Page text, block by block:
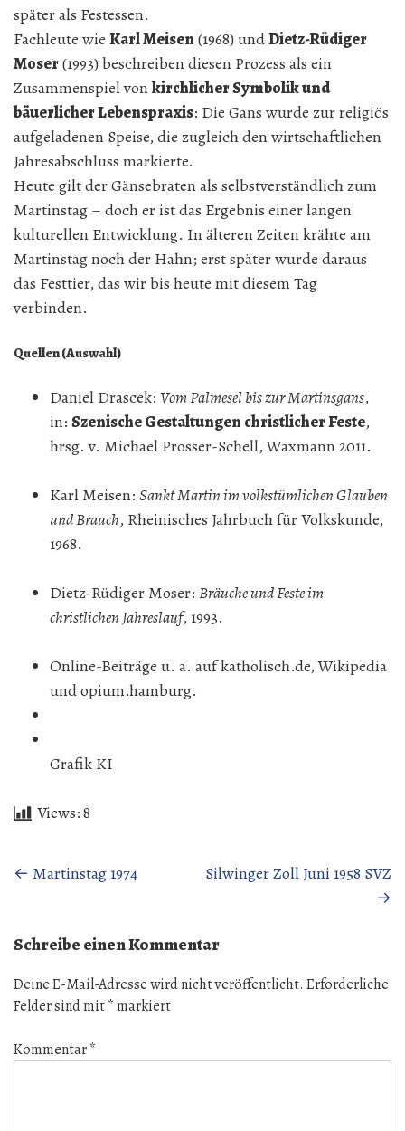
später als Festessen.
Fachleute wie Karl Meisen (1968) undDietz-Rüdiger
Moser(1993) beschreiben diesen Prozess als ein
Zusammenspiel vonkirchlicher Symbolik und
bäuerlicher Lebenspraxis: Die Gans wurde zur religiös
aufgeladenen Speise, die zugleich den wirtschaftlichen
Jahresabschluss markierte.
Heute gilt der Gänsebraten als selbstverständlich zum
Martinstag – doch er ist das Ergebnis einer langen
kulturellen Entwicklung. In älteren Zeiten krähte am
Martinstag noch der Hahn; erst später wurde daraus
das Festtier, das wir bis heute mit diesem Tag
verbinden.
Quellen (Auswahl)
Daniel Drascek: Vom Palmesel bis zur Martinsgans,
in: Szenische Gestaltungen christlicher Feste,
hrsg. v. Michael Prosser-Schell, Waxmann 2011.
Karl Meisen: Sankt Martin im volkstümlichen Glauben
und Brauch, Rheinisches Jahrbuch für Volkskunde,
1968.
Dietz-Rüdiger Moser: Bräuche und Feste im
christlichen Jahreslauf, 1993.
Online-Beiträge u. a. auf katholisch.de, Wikipedia
und opium.hamburg.
Grafik KI
Views:8
Beitragsnavigation
← Martinstag 1974
Silwinger Zoll Juni 1958 SVZ
→
Schreibe einen Kommentar
Deine E-Mail-Adresse wird nicht veröffentlicht. Erforderliche
Felder sind mit* markiert
Kommentar*